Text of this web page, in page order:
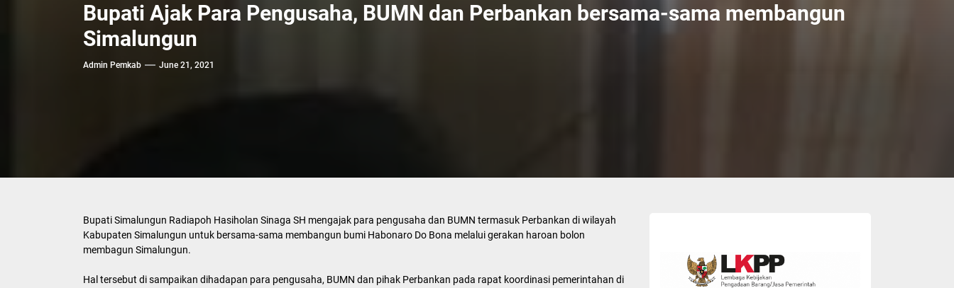
Bupati Ajak Para Pengusaha, BUMN dan Perbankan bersama-sama membangun
Simalungun
Admin Pemkab June 21, 2021
Bupati Simalungun Radiapoh Hasiholan Sinaga SH mengajak para pengusaha dan BUMN termasuk Perbankan di wilayah
Kabupaten Simalungun untuk bersama-sama membangun bumi Habonaro Do Bona melalui gerakan haroan bolon
membagun Simalungun.
Hal tersebut di sampaikan dihadapan para pengusaha, BUMN dan pihak Perbankan pada rapat koordinasi pemerintahan di